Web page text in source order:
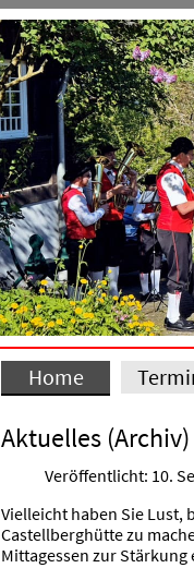
Home
Aktuelles (Archiv)
Veröffentlicht: 10.
Vielleicht haben Sie Lust,
Castellberghütte zu
Mittagessen zur Stärkung